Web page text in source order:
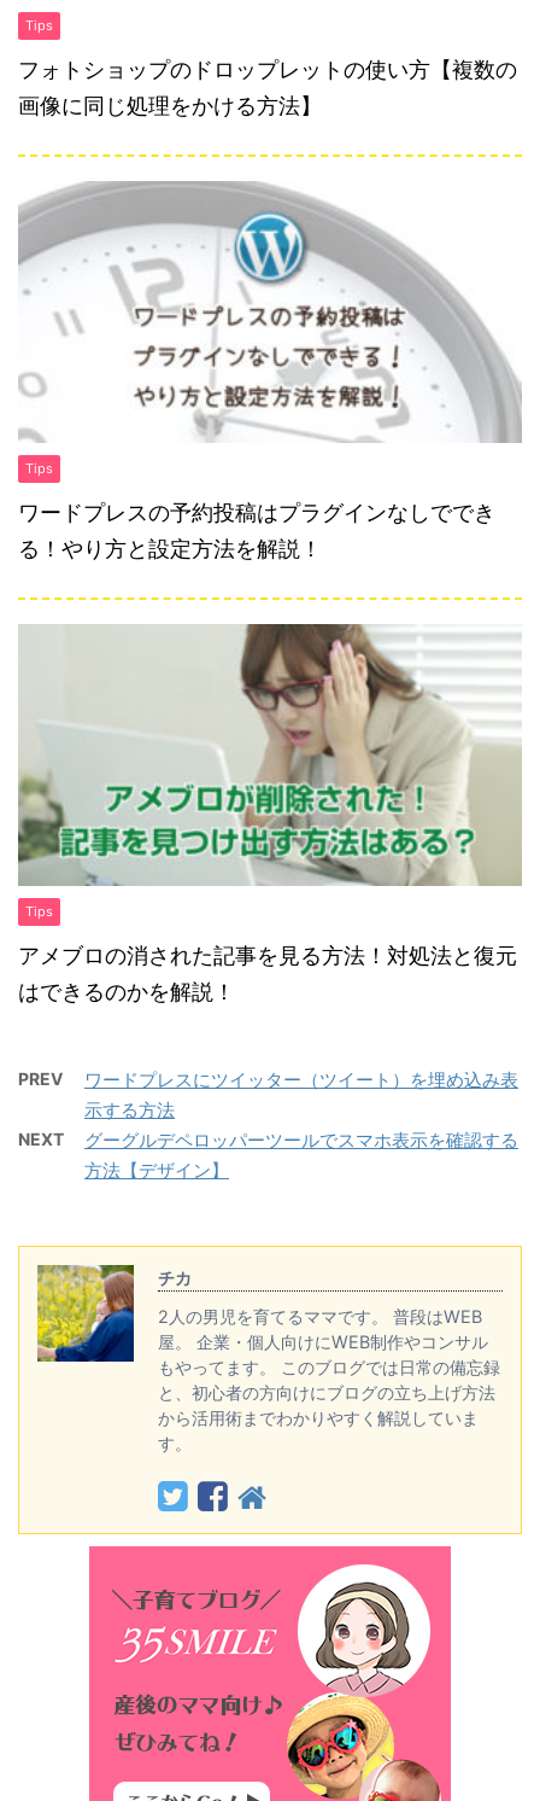
Tips
フォトショップのドロップレットの使い方【複数の
画像に同じ処理をかける方法】
Tips
ワードプレスの予約投稿はプラグインなしででき
る！やり方と設定方法を解説！
Tips
アメブロの消された記事を見る方法！対処法と復元
はできるのかを解説！
PREV
ワードプレスにツイッター（ツイート）を埋め込み表
示する方法
NEXT
グーグルデペロッパーツールでスマホ表示を確認する
方法【デザイン】
チカ
2人の男児を育てるママです。 普段はWEB
屋。 企業・個人向けにWEB制作やコンサル
もやってます。 このブログでは日常の備忘録
と、初心者の方向けにブログの立ち上げ方法
から活用術までわかりやすく解説していま
す。